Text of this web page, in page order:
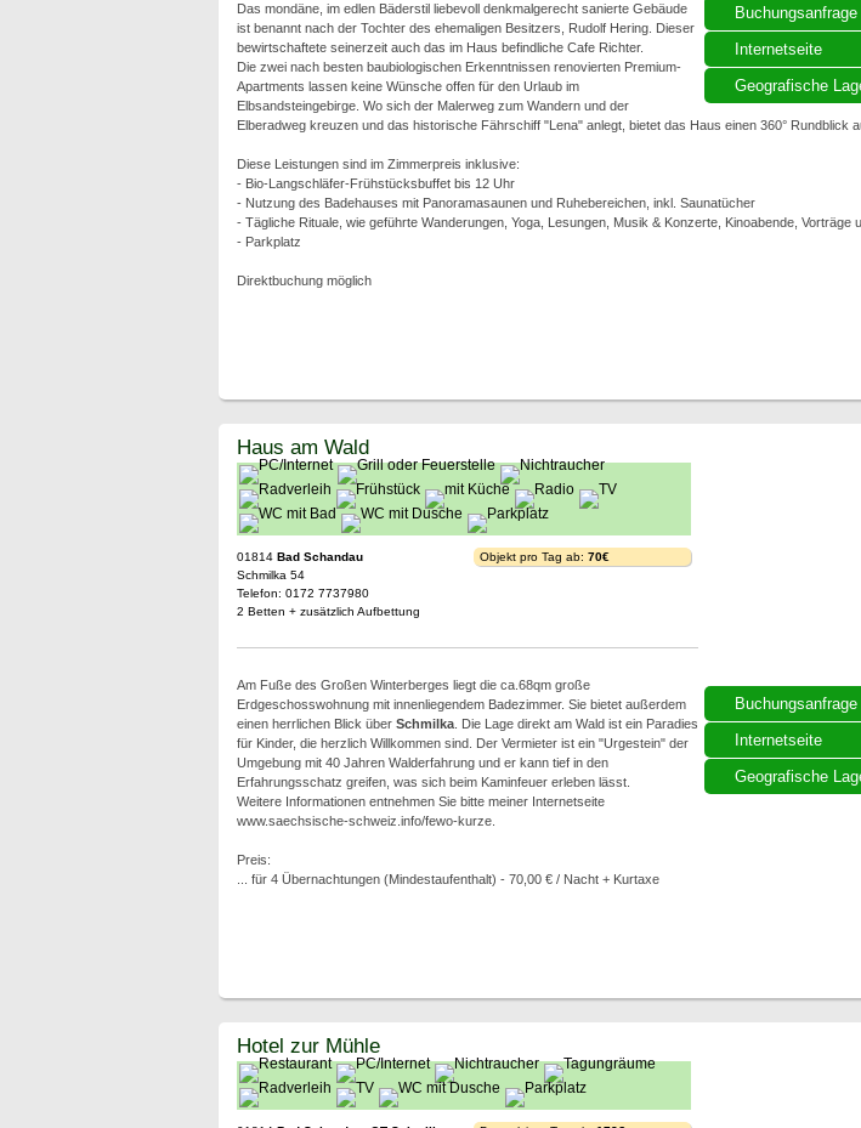
Buchungsanfrage
Internetseite
Geografische
Das mondäne, im edlen Bäderstil liebevoll denkmalgerecht sanierte Gebäude
ist benannt nach der Tochter des ehemaligen Besitzers, Rudolf Hering. Dieser
bewirtschaftete seinerzeit auch das im Haus befindliche Cafe Richter.
Die zwei nach besten baubiologischen Erkenntnissen renovierten Premium-
Apartments lassen keine Wünsche offen für den Urlaub im
Elbsandsteingebirge. Wo sich der Malerweg zum Wandern und der
Elberadweg kreuzen und das historische Fährschiff "Lena" anlegt, bietet das Haus einen 360° Rundblick
Diese Leistungen sind im Zimmerpreis inklusive:
- Bio-Langschläfer-Frühstücksbuffet bis 12 Uhr
- Nutzung des Badehauses mit Panoramasaunen und Ruhebereichen, inkl. Saunatücher
- Tägliche Rituale, wie geführte Wanderungen, Yoga, Lesungen, Musik & Konzerte, Kinoabende, Vorträge
- Parkplatz
Direktbuchung möglich
Buchungsanfrage
Internetseite
Geografische
Haus am Wald
01814 Bad Schandau
Schmilka 54
Telefon: 0172 7737980
2 Betten + zusätzlich Aufbettung
Objekt pro Tag ab: 70€
Am Fuße des Großen Winterberges liegt die ca.68qm große
Erdgeschosswohnung mit innenliegendem Badezimmer. Sie bietet außerdem
einen herrlichen Blick über Schmilka. Die Lage direkt am Wald ist ein Paradies
für Kinder, die herzlich Willkommen sind. Der Vermieter ist ein "Urgestein" der
Umgebung mit 40 Jahren Walderfahrung und er kann tief in den
Erfahrungsschatz greifen, was sich beim Kaminfeuer erleben lässt.
Weitere Informationen entnehmen Sie bitte meiner Internetseite
www.saechsische-schweiz.info/fewo-kurze.
Preis:
... für 4 Übernachtungen (Mindestaufenthalt) - 70,00 € / Nacht + Kurtaxe
Hotel zur Mühle